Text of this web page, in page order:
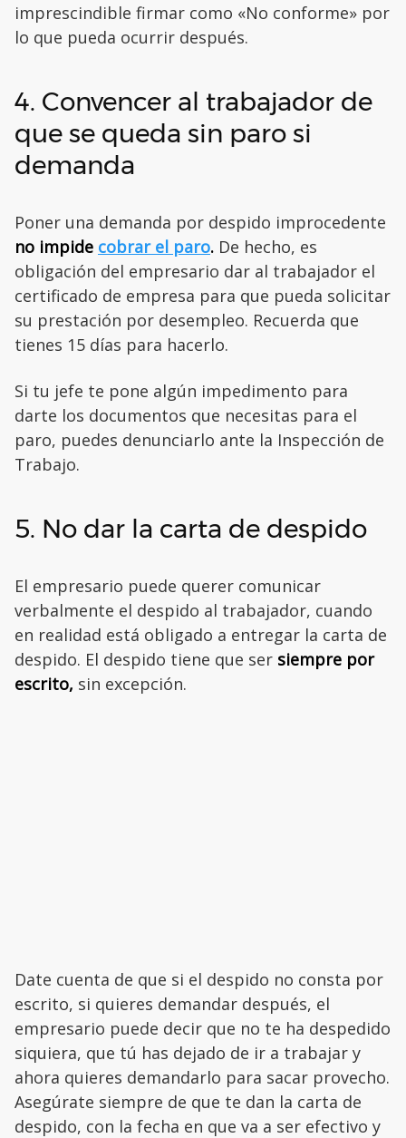
imprescindible firmar como «No conforme» por
lo que pueda ocurrir después.
4. Convencer al trabajador de
que se queda sin paro si
demanda
Poner una demanda por despido improcedente
no impide cobrar el paro. De hecho, es
obligación del empresario dar al trabajador el
certificado de empresa para que pueda solicitar
su prestación por desempleo. Recuerda que
tienes 15 días para hacerlo.
Si tu jefe te pone algún impedimento para
darte los documentos que necesitas para el
paro, puedes denunciarlo ante la Inspección de
Trabajo.
5. No dar la carta de despido
El empresario puede querer comunicar
verbalmente el despido al trabajador, cuando
en realidad está obligado a entregar la carta de
despido. El despido tiene que ser siempre por
escrito, sin excepción.
Date cuenta de que si el despido no consta por
escrito, si quieres demandar después, el
empresario puede decir que no te ha despedido
siquiera, que tú has dejado de ir a trabajar y
ahora quieres demandarlo para sacar provecho.
Asegúrate siempre de que te dan la carta de
despido, con la fecha en que va a ser efectivo y